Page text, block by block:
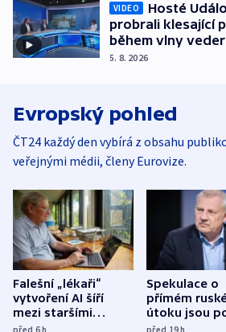
VIDEO
Hosté
probrali klesající
během vlny veder
5. 8. 2026
Evropský pohled
ČT24 každý den vybírá z obsahu
veřejnými médii, členy Eurovize.
Falešní „lékaři“
vytvoření AI šíří
mezi staršími
Poláky nebezpečné
před 6h
Spekulace o
přímém
útoku jsou
míní estonský
před 19h